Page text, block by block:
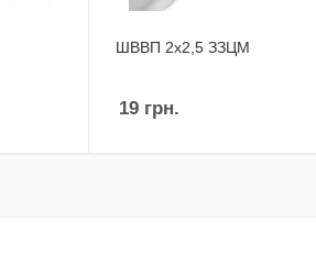
ШВВП 2х2,5 ЗЗЦМ
19грн.